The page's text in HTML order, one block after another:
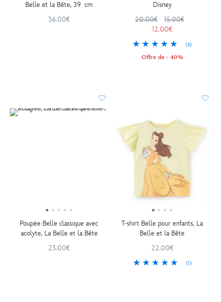
Belle et la Bête, 39 cm
36.00€
Disney
20.00€
15.00€
12.00€
(3)
Offre de - 40%
Poupée Belle classique avec
acolyte, La Belle et la Bête
23.00€
T-shirt Belle pour enfants, La
Belle et la Bête
22.00€
(1)